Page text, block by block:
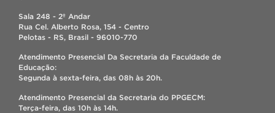
Sala 248 - 2º Andar
Rua Cel. Alberto Rosa, 154 - Centro
Pelotas - RS, Brasil - 96010-770
Atendimento Presencial Da Secretaria da Faculdade de
Educação:
Segunda à sexta-feira, das 08h às 20h.
Atendimento Presencial da Secretaria do PPGECM:
Terça-feira, das 10h às 14h.